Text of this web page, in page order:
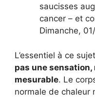
saucisses
cancer – et
Dimanche,
L’essentiel à ce
pas une
mesurable. Le
normale de chaleur